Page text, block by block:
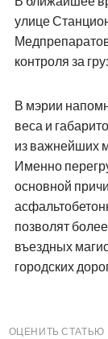
улице
контроля за
В мэрии
веса и
из важнейших
Именно
основной
позволят
въездных
городских
ОЦЕНИТЬ СТАТЬЮ